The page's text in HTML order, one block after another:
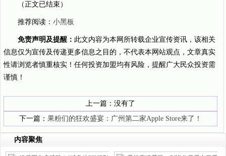
（正文已结束）
推荐阅读： 小黑板
免责声明及提醒： 此文内容为本网所转载企业宣传资讯，该相关
信息仅为宣传及传递更多信息之目的，不代表本网站观点，文章真实
性请浏览者慎重核实！任何投资加盟均有风险，提醒广大民众投资需
谨慎！
上一篇：没有了
下一篇： 果粉们的狂欢盛宴：广州第二家Apple Store来了！
内容聚焦